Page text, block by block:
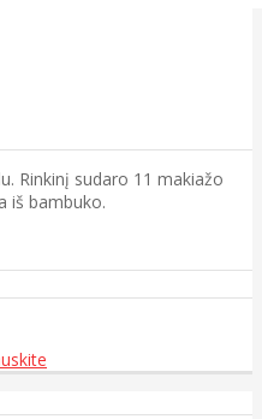
Rinkinį sudaro 11 makiažo
iš bambuko.